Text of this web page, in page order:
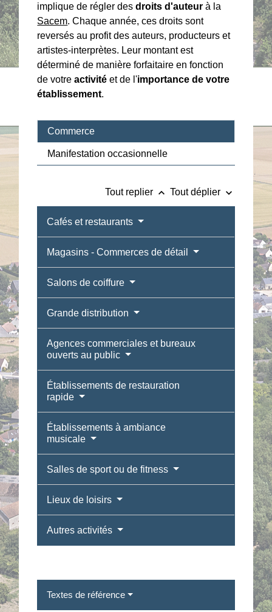
implique de régler desdroits d'auteur à la
Sacem. Chaque année, ces droits sont
reversés au profit des auteurs, producteurs et
artistes-interprètes. Leur montant est
déterminé de manière forfaitaire en fonction
de votreactivité et de l'importance de votre
établissement.
Commerce
Manifestation occasionnelle
Tout replier keyboard_arrow_up Tout déplier keyboard_arrow_down
Cafés et restaurants
Magasins - Commerces de détail
Salons de coiffure
Grande distribution
Agences commerciales et bureaux
ouverts au public
Établissements de restauration
rapide
Établissements à ambiance
musicale
Salles de sport ou de fitness
Lieux de loisirs
Autres activités
Textes de référence